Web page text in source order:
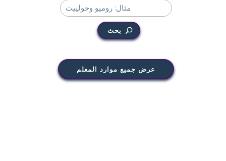
بحث
عرض جميع موارد المعلم